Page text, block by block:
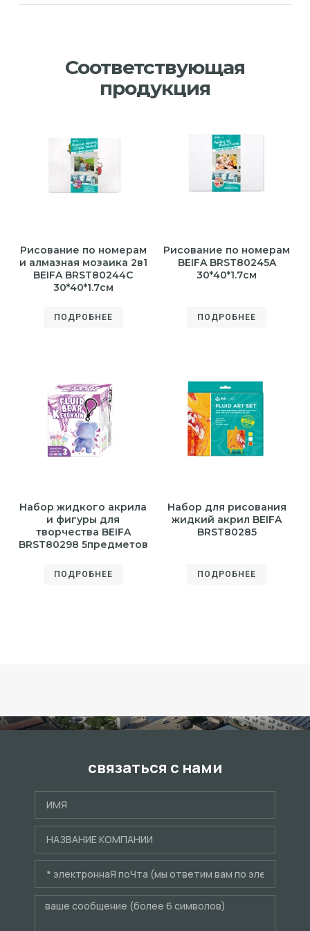
Соответствующая
продукция
Рисование по номерам
и алмазная мозаика 2в1
BEIFA BRST80244C
30*40*1.7см
ПОДРОБНЕЕ
Рисование по номерам
BEIFA BRST80245A
30*40*1.7см
ПОДРОБНЕЕ
Набор жидкого акрила
и фигуры для
творчества BEIFA
BRST80298 5предметов
ПОДРОБНЕЕ
Набор для рисования
жидкий акрил BEIFA
BRST80285
ПОДРОБНЕЕ
связаться с нами